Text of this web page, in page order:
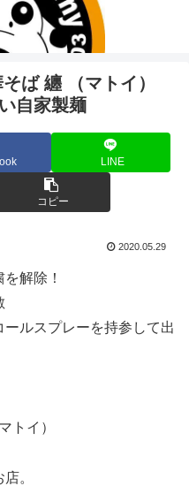
ば 纏 （マトイ）
自家製麺
LINE
コピー
2020.05.29
解除！
ルスプレーを持参して出
トイ）
。